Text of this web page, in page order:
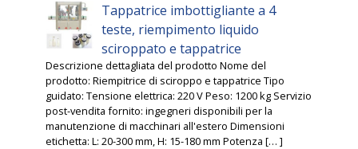
Tappatrice imbottigliante a 4
teste, riempimento liquido
sciroppato e tappatrice
Descrizione dettagliata del prodotto Nome del
prodotto: Riempitrice di sciroppo e tappatrice Tipo
guidato: Tensione elettrica: 220 V Peso: 1200 kg Servizio
post-vendita fornito: ingegneri disponibili per la
manutenzione di macchinari all'estero Dimensioni
etichetta: L: 20-300 mm, H: 15-180 mm Potenza [… ]